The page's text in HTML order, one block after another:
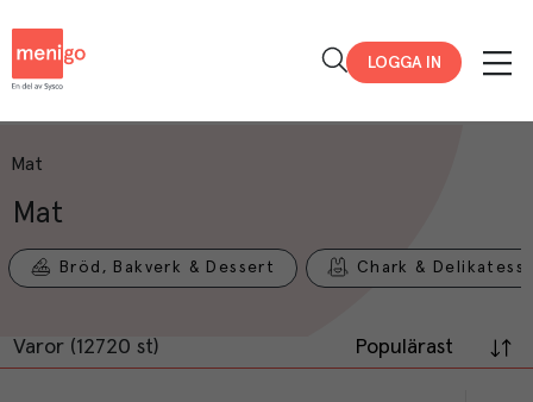
LOGGA IN
Mat
Mat
Bröd, Bakverk & Dessert Chark & Delikatess
Varor (12720 st) Populärast